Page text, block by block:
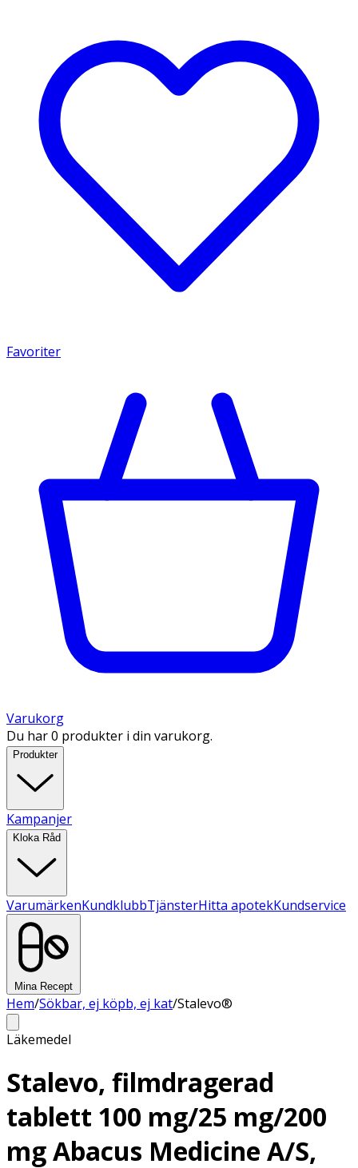
Favoriter
Varukorg
Du har 0 produkter i din varukorg.
Produkter
Kampanjer
Kloka Råd
VarumärkenKundklubbTjänsterHitta apotekKundservice
Mina Recept
Hem/Sökbar, ej köpb, ej kat/Stalevo®
Läkemedel
Stalevo, filmdragerad
tablett 100 mg/25 mg/200
mg Abacus Medicine A/S,